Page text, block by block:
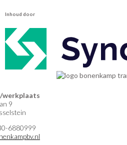
Inhoud door
werkplaats
9
6880999